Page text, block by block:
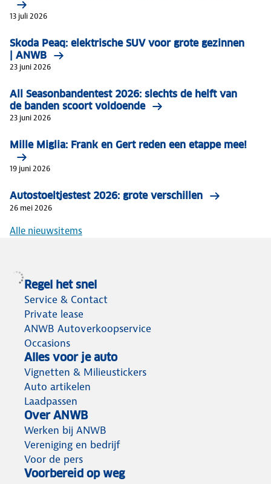
13 juli 2026
Skoda Peaq: elektrische SUV voor grote gezinnen
| ANWB
23 juni 2026
All Seasonbandentest 2026: slechts de helft van
de banden scoort voldoende
23 juni 2026
Mille Miglia: Frank en Gert reden een etappe mee!
19 juni 2026
Autostoeltjestest 2026: grote verschillen
26 mei 2026
Alle nieuwsitems
Regel het snel
Service & Contact
Private lease
ANWB Autoverkoopservice
Occasions
Alles voor je auto
Vignetten & Milieustickers
Auto artikelen
Laadpassen
Over ANWB
Werken bij ANWB
Vereniging en bedrijf
Voor de pers
Voorbereid op weg